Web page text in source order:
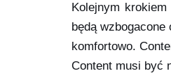
Kolejnym
będą
komfortowo.
Content musi być